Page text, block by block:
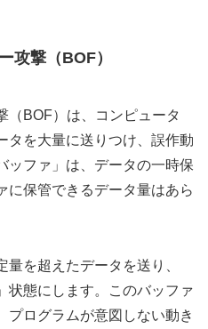
攻撃（BOF）
（BOF）は、コンピュータ
タを大量に送りつけ、誤作動
ッファ」は、データの一時保
に保管できるデータ量はあら
を超えたデータを送り、
状態にします。このバッファ
プログラムが意図しない動き